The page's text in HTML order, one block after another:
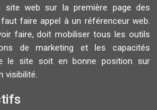
site web sur la première page des
faire appel à un référenceur web.
faire, doit mobiliser tous les outils
de marketing et les capacités
le site soit en bonne position sur
visibilité.